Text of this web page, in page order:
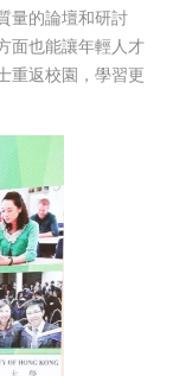
量的論壇和研討
面也能讓年輕人才
重返校園，學習更